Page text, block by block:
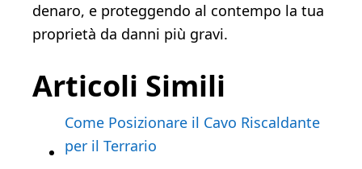
denaro, e proteggendo al contempo la tua
proprietà da danni più gravi.
Articoli Simili
Come Posizionare il Cavo Riscaldante
per il Terrario